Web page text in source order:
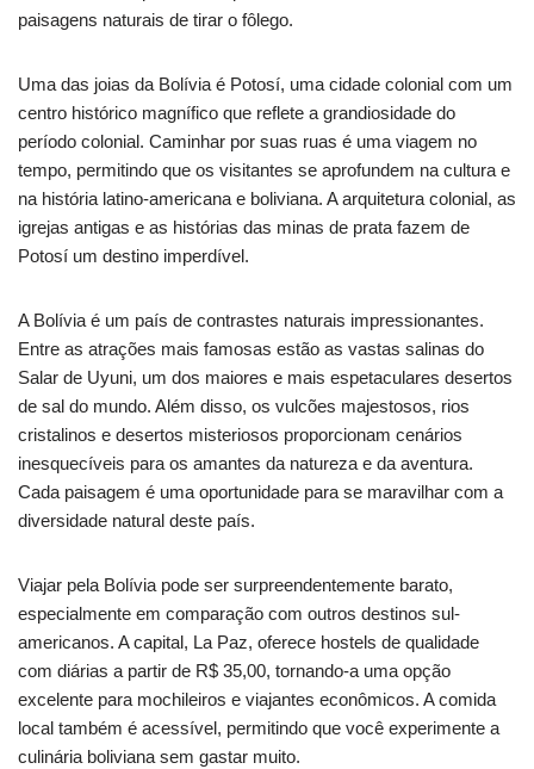
paisagens naturais de tirar o fôlego.
Uma das joias da Bolívia é Potosí, uma cidade colonial com um
centro histórico magnífico que reflete a grandiosidade do
período colonial. Caminhar por suas ruas é uma viagem no
tempo, permitindo que os visitantes se aprofundem na cultura e
na história latino-americana e boliviana. A arquitetura colonial, as
igrejas antigas e as histórias das minas de prata fazem de
Potosí um destino imperdível.
A Bolívia é um país de contrastes naturais impressionantes.
Entre as atrações mais famosas estão as vastas salinas do
Salar de Uyuni, um dos maiores e mais espetaculares desertos
de sal do mundo. Além disso, os vulcões majestosos, rios
cristalinos e desertos misteriosos proporcionam cenários
inesquecíveis para os amantes da natureza e da aventura.
Cada paisagem é uma oportunidade para se maravilhar com a
diversidade natural deste país.
Viajar pela Bolívia pode ser surpreendentemente barato,
especialmente em comparação com outros destinos sul-
americanos. A capital, La Paz, oferece hostels de qualidade
com diárias a partir de R$ 35,00, tornando-a uma opção
excelente para mochileiros e viajantes econômicos. A comida
local também é acessível, permitindo que você experimente a
culinária boliviana sem gastar muito.